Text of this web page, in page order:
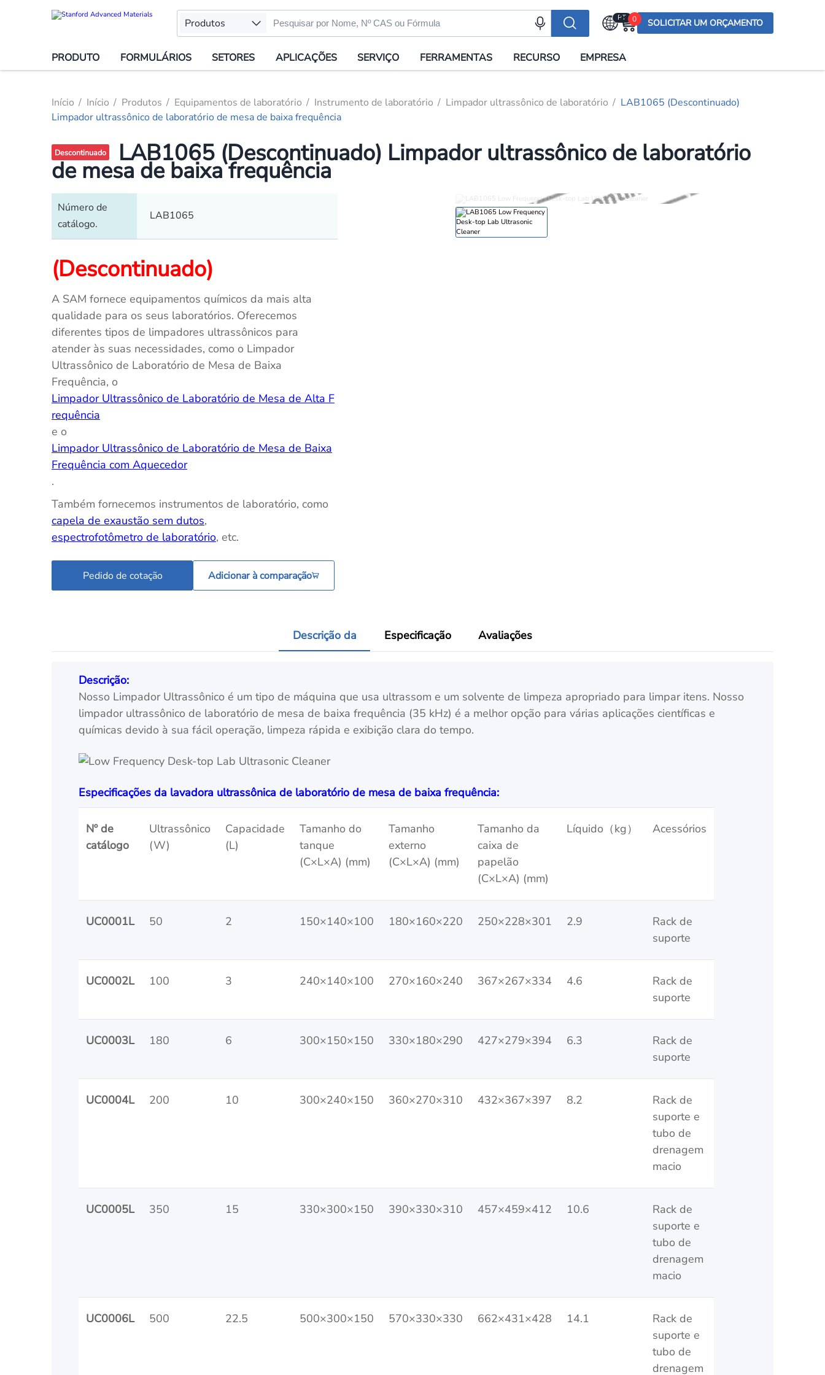
Produtos PT
English (US)
Española
Français
0 SOLICITAR UM ORÇAMENTO
PRODUTO FORMULÁRIOS SETORES APLICAÇÕES SERVIÇO FERRAMENTAS RECURSO EMPRESA
Início Início Produtos Equipamentos de laboratório Instrumento de laboratório Limpador ultrassônico de laboratório
LAB1065 (Descontinuado)
Limpador ultrassônico de laboratório de mesa de baixa frequência
Descontinuado LAB1065 (Descontinuado) Limpador ultrassônico de laboratório
de mesa de baixa frequência
Número de
catálogo.
LAB1065
(Descontinuado)
A SAM fornece equipamentos químicos da mais alta
qualidade para os seus laboratórios. Oferecemos
diferentes tipos de limpadores ultrassônicos para
atender às suas necessidades, como o Limpador
Ultrassônico de Laboratório de Mesa de Baixa
Frequência, o
Limpador Ultrassônico de Laboratório de Mesa de Alta F
requência
e o
Limpador Ultrassônico de Laboratório de Mesa de Baixa
Frequência com Aquecedor
.
Também fornecemos instrumentos de laboratório, como
capela de exaustão sem dutos,
espectrofotômetro de laboratório, etc.
Pedido de cotação Adicionar à comparação
Descrição da Especificação Avaliações
Descrição:
Nosso Limpador Ultrassônico é um tipo de máquina que usa ultrassom e um solvente de limpeza apropriado para limpar itens. Nosso
limpador ultrassônico de laboratório de mesa de baixa frequência (35 kHz) é a melhor opção para várias aplicações científicas e
químicas devido à sua fácil operação, limpeza rápida e exibição clara do tempo.
Especificações da lavadora ultrassônica de laboratório de mesa de baixa frequência:
Nº de
catálogo
Ultrassônico
(W)
Capacidade
(L)
Tamanho do
tanque
(C×L×A) (mm)
Tamanho
externo
(C×L×A) (mm)
Tamanho da
caixa de
papelão
(C×L×A) (mm)
Líquido（kg） Acessórios
UC0001L 50 2 150×140×100 180×160×220 250×228×301 2.9
Rack de
suporte
UC0002L 100 3 240×140×100 270×160×240 367×267×334 4.6
Rack de
suporte
UC0003L 180 6 300×150×150 330×180×290 427×279×394 6.3
Rack de
suporte
UC0004L 200 10 300×240×150 360×270×310 432×367×397 8.2
Rack de
suporte e
tubo de
drenagem
macio
UC0005L 350 15 330×300×150 390×330×310 457×459×412 10.6
Rack de
suporte e
tubo de
drenagem
macio
UC0006L 500 22.5 500×300×150 570×330×330 662×431×428 14.1
Rack de
suporte e
tubo de
drenagem